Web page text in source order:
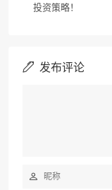
投资策略！
发布评论